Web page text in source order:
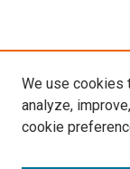
We use cookies
analyze,
cookie